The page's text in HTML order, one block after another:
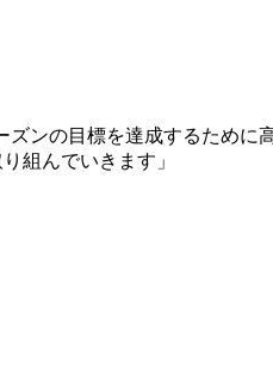
ンの目標を達成するために
組んでいきます」